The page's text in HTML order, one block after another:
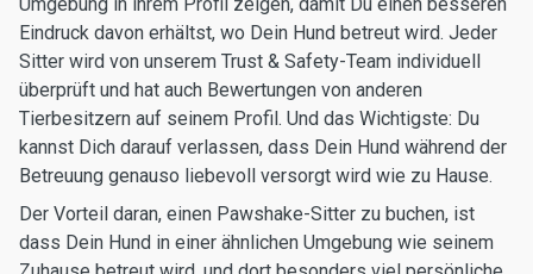
Eindruck davon erhältst, wo Dein Hund betreut wird. Jeder
Sitter wird von unserem Trust & Safety-Team individuell
überprüft und hat auch Bewertungen von anderen
Tierbesitzern auf seinem Profil. Und das Wichtigste: Du
kannst Dich darauf verlassen, dass Dein Hund während der
Betreuung genauso liebevoll versorgt wird wie zu Hause.
Der Vorteil daran, einen Pawshake-Sitter zu buchen, ist
dass Dein Hund in einer ähnlichen Umgebung wie seinem